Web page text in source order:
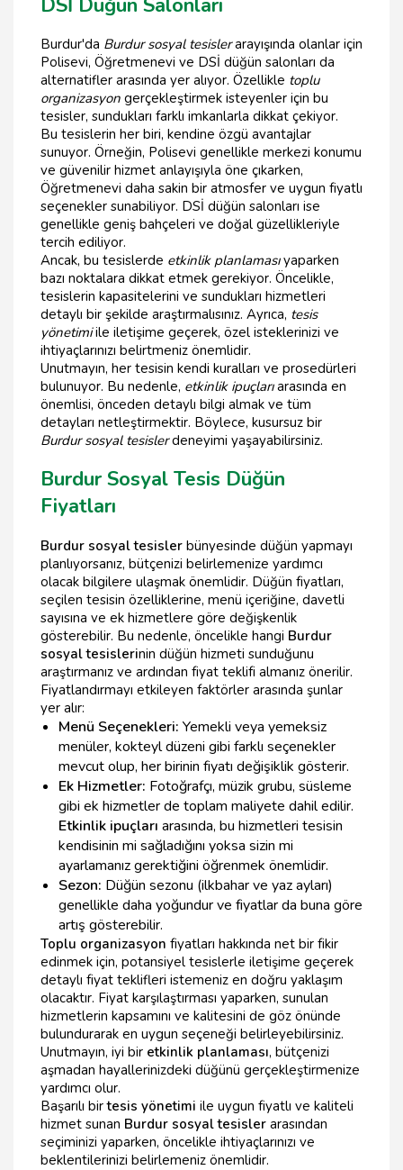
Burdur'da Burdur sosyal tesislerarayışında olanlar için
Polisevi, Öğretmenevi ve DSİ düğün salonları da
alternatifler arasında yer alıyor. Özellikle toplu
organizasyon gerçekleştirmek isteyenler için bu
tesisler, sundukları farklı imkanlarla dikkat çekiyor.
Bu tesislerin her biri, kendine özgü avantajlar
sunuyor. Örneğin, Polisevi genellikle merkezi konumu
ve güvenilir hizmet anlayışıyla öne çıkarken,
Öğretmenevi daha sakin bir atmosfer ve uygun fiyatlı
seçenekler sunabiliyor. DSİ düğün salonları ise
genellikle geniş bahçeleri ve doğal güzellikleriyle
tercih ediliyor.
Ancak, bu tesislerde etkinlik planlamasıyaparken
bazı noktalara dikkat etmek gerekiyor. Öncelikle,
tesislerin kapasitelerini ve sundukları hizmetleri
detaylı bir şekilde araştırmalısınız. Ayrıca, tesis
yönetimiile iletişime geçerek, özel isteklerinizi ve
ihtiyaçlarınızı belirtmeniz önemlidir.
Unutmayın, her tesisin kendi kuralları ve prosedürleri
bulunuyor. Bu nedenle, etkinlik ipuçlarıarasında en
önemlisi, önceden detaylı bilgi almak ve tüm
detayları netleştirmektir. Böylece, kusursuz bir
Burdur sosyal tesislerdeneyimi yaşayabilirsiniz.
Burdur Sosyal Tesis Düğün
Fiyatları
Burdur sosyal tesisler bünyesinde düğün yapmayı
planlıyorsanız, bütçenizi belirlemenize yardımcı
olacak bilgilere ulaşmak önemlidir. Düğün fiyatları,
seçilen tesisin özelliklerine, menü içeriğine, davetli
sayısına ve ek hizmetlere göre değişkenlik
gösterebilir. Bu nedenle, öncelikle hangi Burdur
sosyal tesislerinin düğün hizmeti sunduğunu
araştırmanız ve ardından fiyat teklifi almanız önerilir.
Fiyatlandırmayı etkileyen faktörler arasında şunlar
yer alır:
Menü Seçenekleri: Yemekli veya yemeksiz
menüler, kokteyl düzeni gibi farklı seçenekler
mevcut olup, her birinin fiyatı değişiklik gösterir.
Ek Hizmetler: Fotoğrafçı, müzik grubu, süsleme
gibi ek hizmetler de toplam maliyete dahil edilir.
Etkinlik ipuçları arasında, bu hizmetleri tesisin
kendisinin mi sağladığını yoksa sizin mi
ayarlamanız gerektiğini öğrenmek önemlidir.
Sezon: Düğün sezonu (ilkbahar ve yaz ayları)
genellikle daha yoğundur ve fiyatlar da buna göre
artış gösterebilir.
Toplu organizasyon fiyatları hakkında net bir fikir
edinmek için, potansiyel tesislerle iletişime geçerek
detaylı fiyat teklifleri istemeniz en doğru yaklaşım
olacaktır. Fiyat karşılaştırması yaparken, sunulan
hizmetlerin kapsamını ve kalitesini de göz önünde
bulundurarak en uygun seçeneği belirleyebilirsiniz.
Unutmayın, iyi bir etkinlik planlaması, bütçenizi
aşmadan hayallerinizdeki düğünü gerçekleştirmenize
yardımcı olur.
Başarılı birtesis yönetimi ile uygun fiyatlı ve kaliteli
hizmet sunan Burdur sosyal tesisler arasından
seçiminizi yaparken, öncelikle ihtiyaçlarınızı ve
beklentilerinizi belirlemeniz önemlidir.